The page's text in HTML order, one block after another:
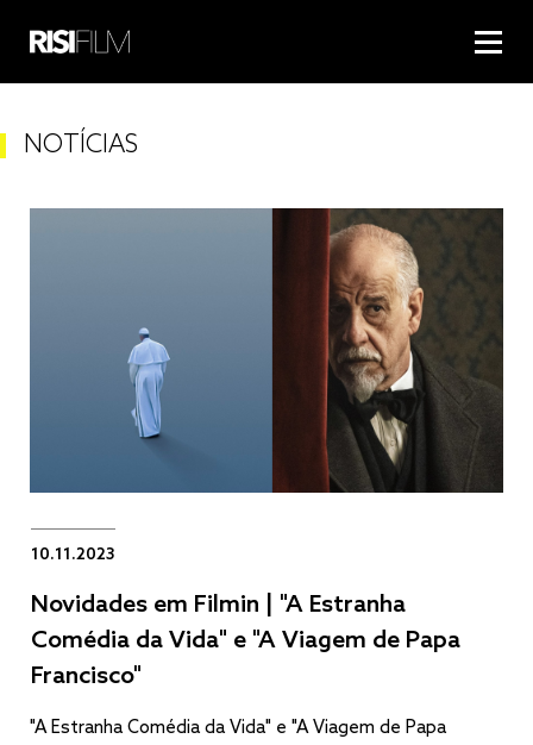
NOTÍCIAS
10.11.2023
Novidades em Filmin | "A Estranha
Comédia da Vida" e "A Viagem de Papa
Francisco"
"A Estranha Comédia da Vida" e "A Viagem de Papa